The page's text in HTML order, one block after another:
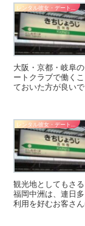
大阪・京都・岐阜
ートクラブで働く
ておいた方が良い
レンタル彼女・デート系バイト
観光地としてもさ
福岡中洲は、連日
利用を好むお客さ